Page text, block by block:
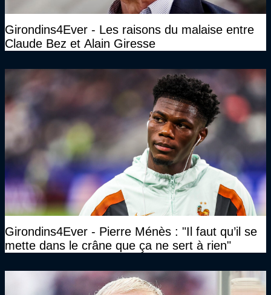
Girondins4Ever - Les raisons du malaise entre
Claude Bez et Alain Giresse
Girondins4Ever - Pierre Ménès : "Il faut qu’il se
mette dans le crâne que ça ne sert à rien"